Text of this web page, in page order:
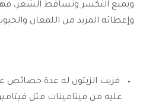
ويمنع التكسر وتساقط الشعر،
وإعطائه المزيد من اللمعان
فزيت الزيتون له عدة خصائص